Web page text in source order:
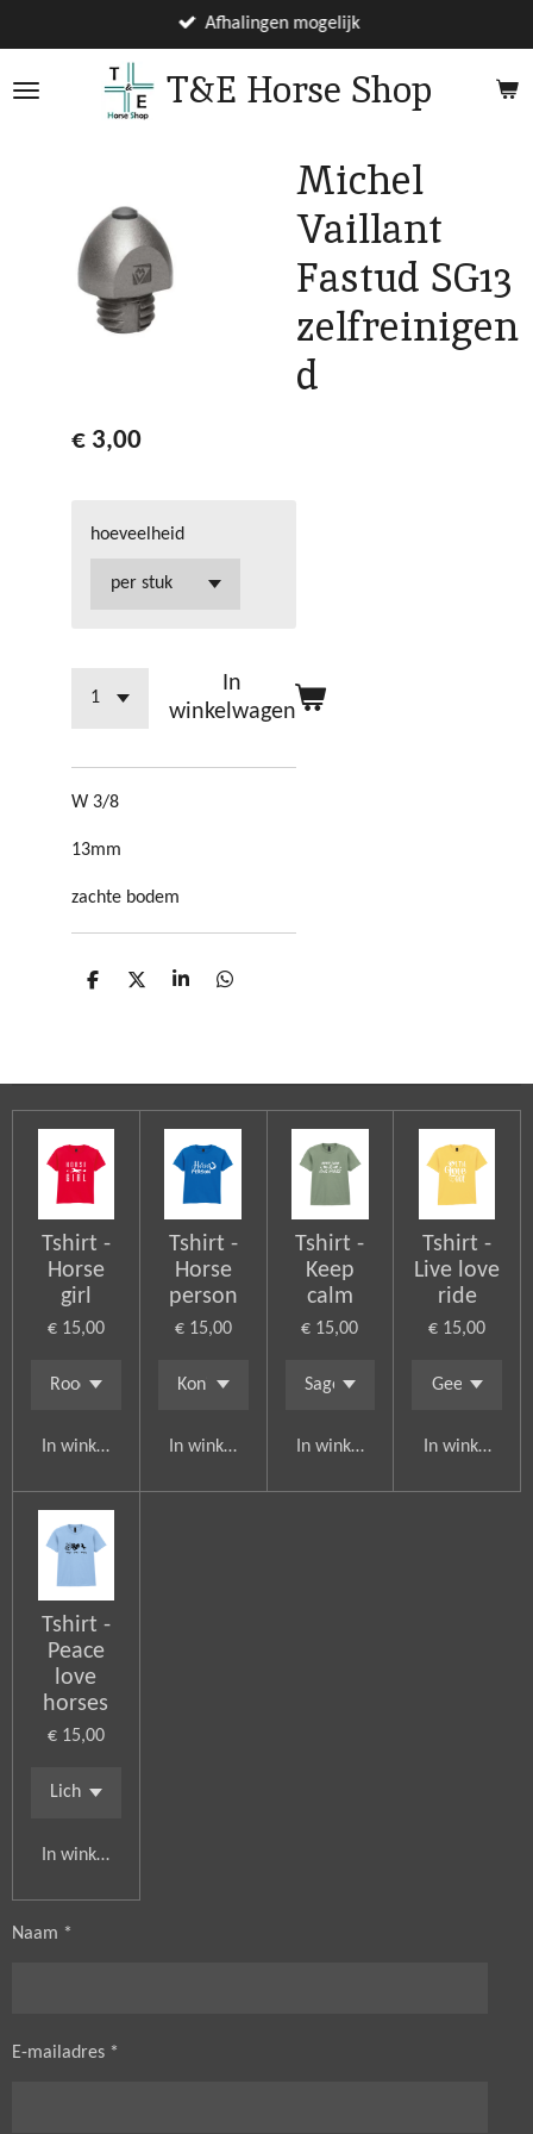
direct
naar
T&E Horse Shop
Afhalingen mogelijk
Michel
Vaillant
Fastud SG13
zelfreinigen
d
€ 3,00
hoeveelheid
In
winkelwagen
W 3/8
13mm
zachte bodem
D
D
S
D
Tshirt -
Horse
girl
€ 15,00
In winkelwagen
Tshirt -
Horse
person
€ 15,00
In winkelwagen
Tshirt -
Keep
calm
€ 15,00
In winkelwagen
Tshirt -
Live love
ride
€ 15,00
In
Tshirt -
Peace
love
horses
€ 15,00
In winkelwagen
Naam *
E-mailadres *